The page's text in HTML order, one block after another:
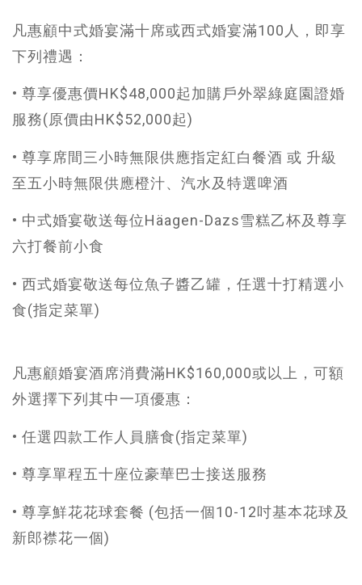
凡惠顧中式婚宴滿十席或西式婚宴滿100人，即享
下列禮遇：​
​​• 尊享優惠價HK$48,000起加購戶外翠綠庭園證婚
服務(原價由HK$52,000起)​​
• 尊享席間三小時無限供應指定紅白餐酒 或 升級
至五小時無限供應橙汁、汽水及特選啤酒​​
• 中式婚宴敬送每位Häagen-Dazs雪糕乙杯及​尊享
六打​餐前小食
• 西式婚宴敬送每位魚子醬乙罐，任選十打精選小
食(指定菜單)
凡惠顧婚宴酒席消費滿HK$160,000或以上，可額
外選擇下列其中一項優惠：​
​​• 任選四款工作人員膳食(指定菜單)
• 尊享單程五十座位豪華巴士接送服務​
• 尊享鮮花花球套餐 (包括一個10-12吋基本花球及
新郎襟花一個)​